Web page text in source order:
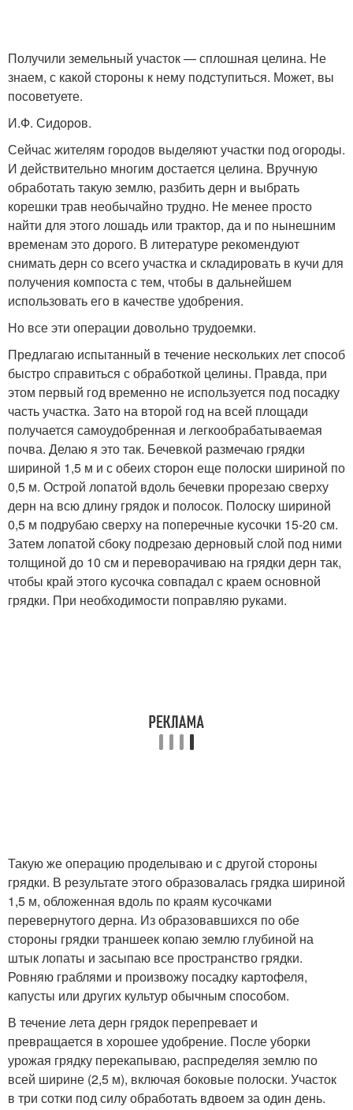
Получили земельный участок — сплошная целина. Не
знаем, с какой стороны к нему подступиться. Может, вы
посоветуете.
И.Ф. Сидоров.
Сейчас жителям городов выделяют участки под огороды.
И действительно многим достается целина. Вручную
обработать такую землю, разбить дерн и выбрать
корешки трав необычайно трудно. Не менее просто
найти для этого лошадь или трактор, да и по нынешним
временам это дорого. В литературе рекомендуют
снимать дерн со всего участка и складировать в кучи для
получения компоста с тем, чтобы в дальнейшем
использовать его в качестве удобрения.
Но все эти операции довольно трудоемки.
Предлагаю испытанный в течение нескольких лет способ
быстро справиться с обработкой целины. Правда, при
этом первый год временно не используется под посадку
часть участка. Зато на второй год на всей площади
получается самоудобренная и легкообрабатываемая
почва. Делаю я это так. Бечевкой размечаю грядки
шириной 1,5 м и с обеих сторон еще полоски шириной по
0,5 м. Острой лопатой вдоль бечевки прорезаю сверху
дерн на всю длину грядок и полосок. Полоску шириной
0,5 м подрубаю сверху на поперечные кусочки 15-20 см.
Затем лопатой сбоку подрезаю дерновый слой под ними
толщиной до 10 см и переворачиваю на грядки дерн так,
чтобы край этого кусочка совпадал с краем основной
грядки. При необходимости поправляю руками.
Такую же операцию проделываю и с другой стороны
грядки. В результате этого образовалась грядка шириной
1,5 м, обложенная вдоль по краям кусочками
перевернутого дерна. Из образовавшихся по обе
стороны грядки траншеек копаю землю глубиной на
штык лопаты и засыпаю все пространство грядки.
Ровняю граблями и произвожу посадку картофеля,
капусты или других культур обычным способом.
В течение лета дерн грядок перепревает и
превращается в хорошее удобрение. После уборки
урожая грядку перекапываю, распределяя землю по
всей ширине (2,5 м), включая боковые полоски. Участок
в три сотки под силу обработать вдвоем за один день.